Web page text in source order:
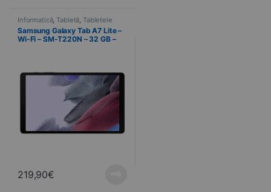
Informatică,Tabletă Tabletele
Samsung Galaxy Tab A7 Lite –
Wi-Fi – SM-T220N – 32 GB –
219,90€